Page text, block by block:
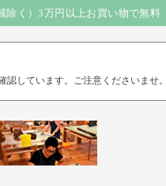
除く）3万円以上お買い物で無料
しています。ご注意くださいませ。